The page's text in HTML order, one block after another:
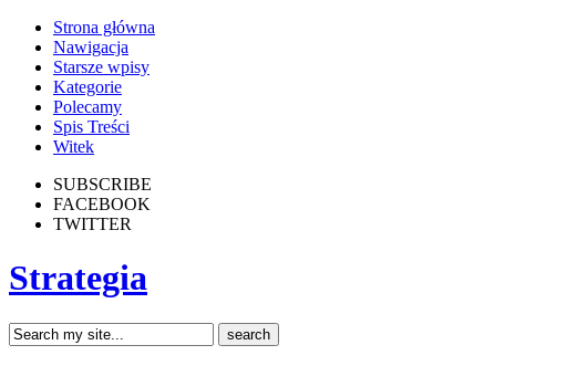
Strona główna
Nawigacja
Starsze wpisy
Kategorie
Polecamy
Spis Treści
Witek
SUBSCRIBE
FACEBOOK
TWITTER
Strategia